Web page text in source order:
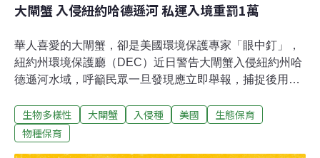
大閘蟹 入侵紐約哈德遜河 私運入境重罰1萬
華人喜愛的大閘蟹，卻是美國環境保護專家「眼中釘」，
紐約州環境保護廳（DEC）近日警告大閘蟹入侵紐約州哈
德遜河水域，呼籲民眾一旦發現應立即舉報，捕捉後用酒
護局（CBP）也呼籲，私運這種侵略性動物入境，最高將
被罰1萬元罰款。州環境保護廳日前發布多種入侵動物預
生物多樣性 大閘蟹 入侵種 美國
生態保育
物種保育